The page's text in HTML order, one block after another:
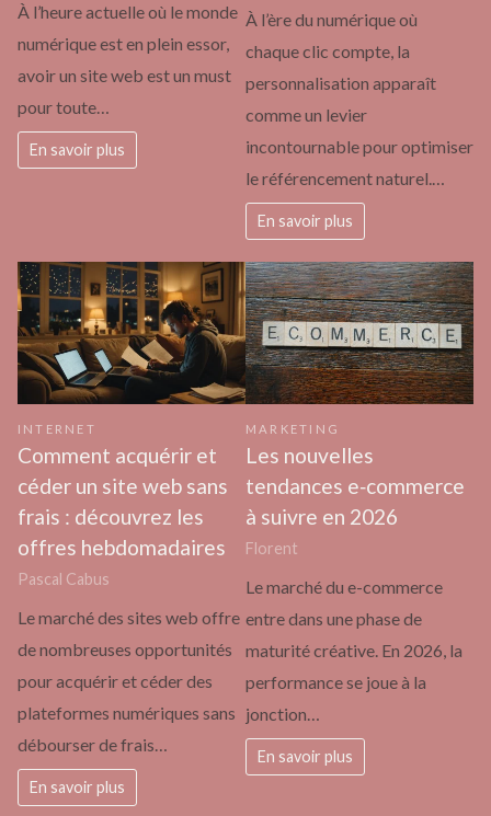
À l’heure actuelle où le monde
numérique est en plein essor,
avoir un site web est un must
pour toute…
En savoir plus
À l’ère du numérique où
chaque clic compte, la
personnalisation apparaît
comme un levier
incontournable pour optimiser
le référencement naturel.…
En savoir plus
INTERNET
Comment acquérir et
céder un site web sans
frais : découvrez les
offres hebdomadaires
Pascal Cabus
Le marché des sites web offre
de nombreuses opportunités
pour acquérir et céder des
plateformes numériques sans
débourser de frais…
En savoir plus
MARKETING
Les nouvelles
tendances e‑commerce
à suivre en 2026
Florent
Le marché du e-commerce
entre dans une phase de
maturité créative. En 2026, la
performance se joue à la
jonction…
En savoir plus